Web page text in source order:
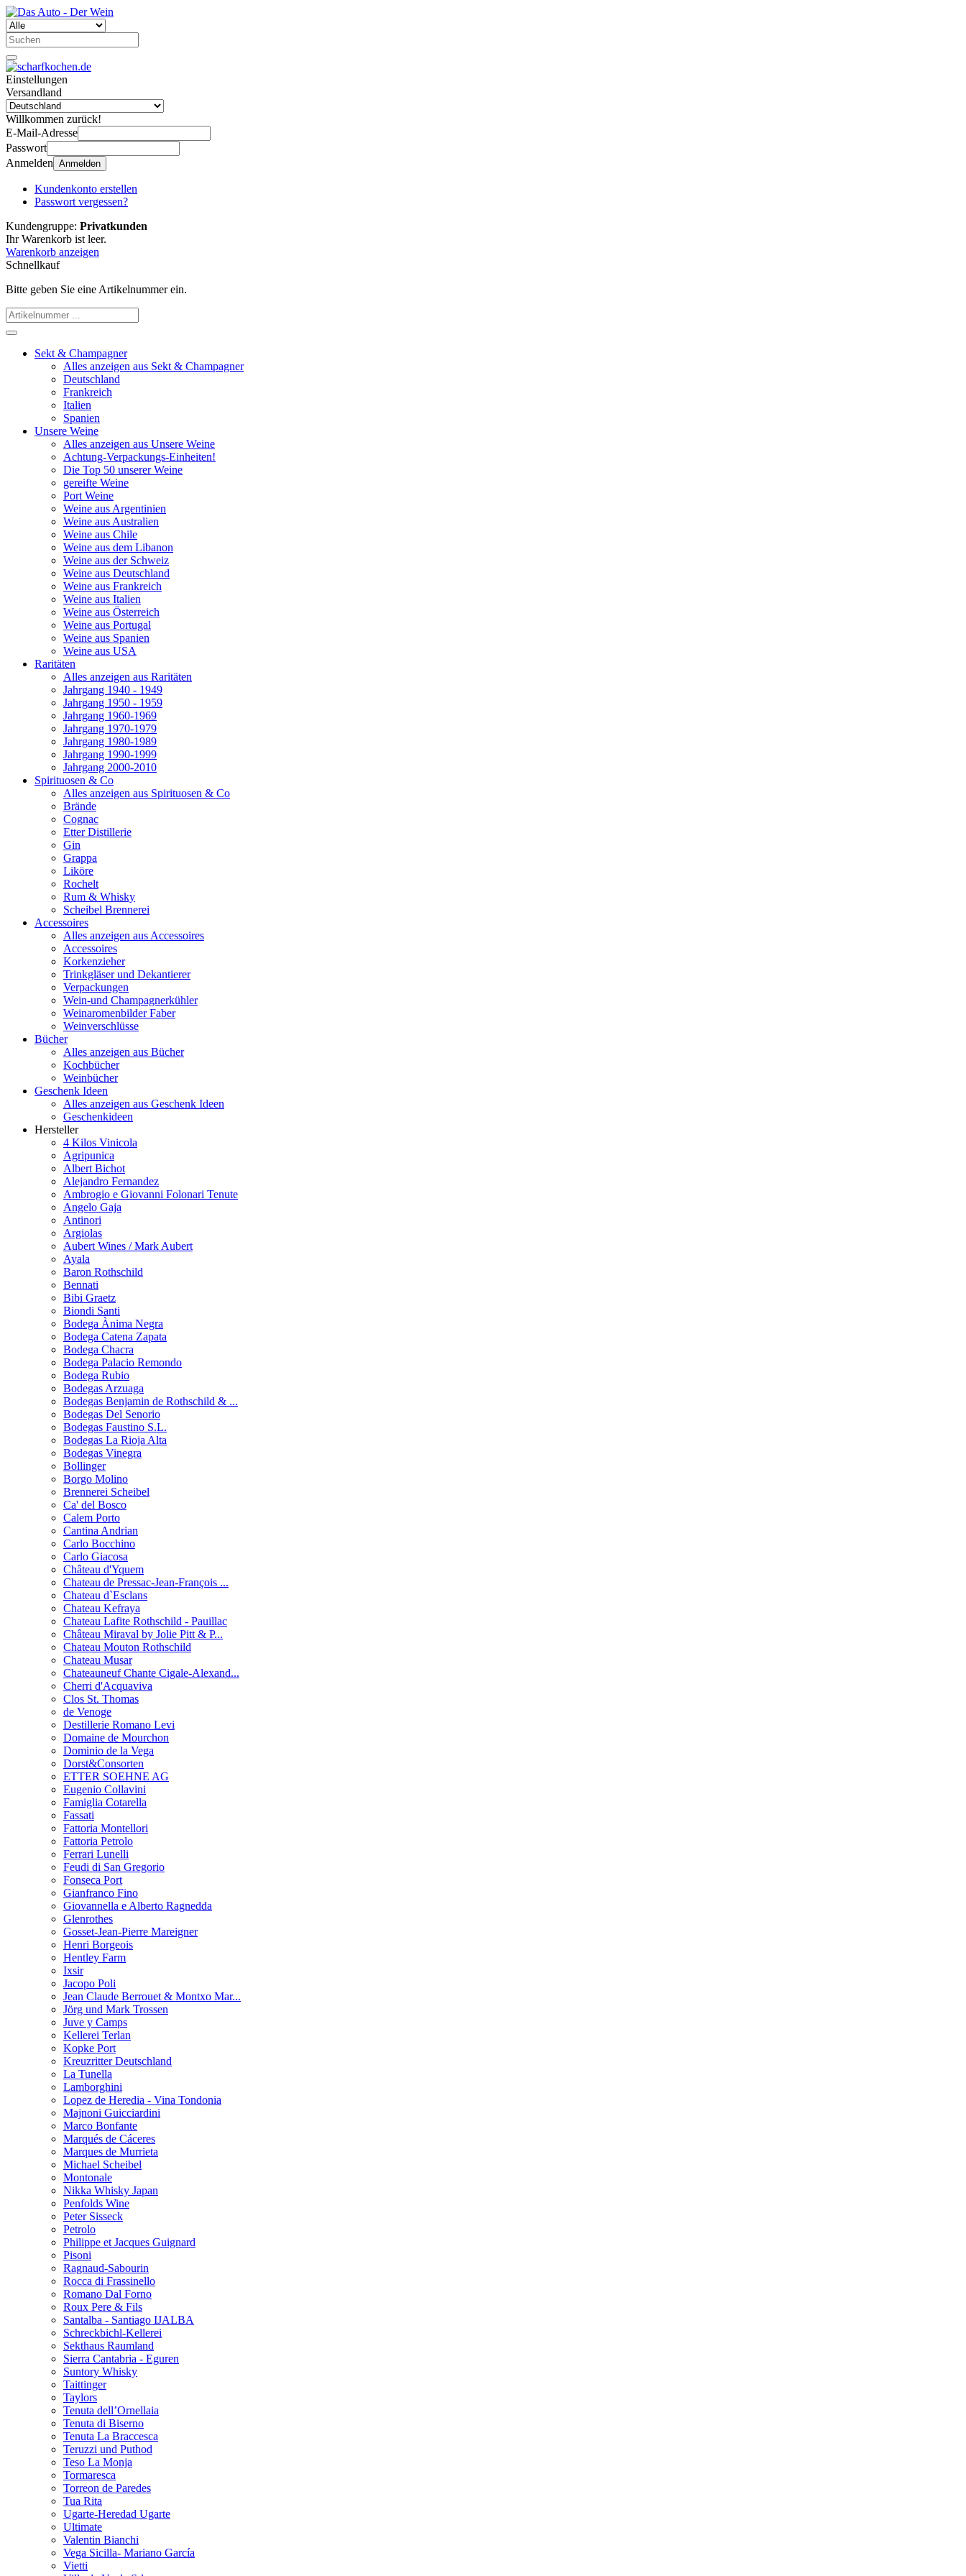
Einstellungen
Versandland
Willkommen zurück!
E-Mail-Adresse
Passwort
Anmelden Anmelden
Kundenkonto erstellen
Passwort vergessen?
Kundengruppe: Privatkunden
Ihr Warenkorb ist leer.
Warenkorb anzeigen
Schnellkauf
Bitte geben Sie eine Artikelnummer ein.
Sekt & Champagner
Alles anzeigen aus Sekt & Champagner
Deutschland
Frankreich
Italien
Spanien
Unsere Weine
Alles anzeigen aus Unsere Weine
Achtung-Verpackungs-Einheiten!
Die Top 50 unserer Weine
gereifte Weine
Port Weine
Weine aus Argentinien
Weine aus Australien
Weine aus Chile
Weine aus dem Libanon
Weine aus der Schweiz
Weine aus Deutschland
Weine aus Frankreich
Weine aus Italien
Weine aus Österreich
Weine aus Portugal
Weine aus Spanien
Weine aus USA
Raritäten
Alles anzeigen aus Raritäten
Jahrgang 1940 - 1949
Jahrgang 1950 - 1959
Jahrgang 1960-1969
Jahrgang 1970-1979
Jahrgang 1980-1989
Jahrgang 1990-1999
Jahrgang 2000-2010
Spirituosen & Co
Alles anzeigen aus Spirituosen & Co
Brände
Cognac
Etter Distillerie
Gin
Grappa
Liköre
Rochelt
Rum & Whisky
Scheibel Brennerei
Accessoires
Alles anzeigen aus Accessoires
Accessoires
Korkenzieher
Trinkgläser und Dekantierer
Verpackungen
Wein-und Champagnerkühler
Weinaromenbilder Faber
Weinverschlüsse
Bücher
Alles anzeigen aus Bücher
Kochbücher
Weinbücher
Geschenk Ideen
Alles anzeigen aus Geschenk Ideen
Geschenkideen
Hersteller
4 Kilos Vinicola
Agripunica
Albert Bichot
Alejandro Fernandez
Ambrogio e Giovanni Folonari Tenute
Angelo Gaja
Antinori
Argiolas
Aubert Wines / Mark Aubert
Ayala
Baron Rothschild
Bennati
Bibi Graetz
Biondi Santi
Bodega Ànima Negra
Bodega Catena Zapata
Bodega Chacra
Bodega Palacio Remondo
Bodega Rubio
Bodegas Arzuaga
Bodegas Benjamin de Rothschild & ...
Bodegas Del Senorio
Bodegas Faustino S.L.
Bodegas La Rioja Alta
Bodegas Vinegra
Bollinger
Borgo Molino
Brennerei Scheibel
Ca' del Bosco
Calem Porto
Cantina Andrian
Carlo Bocchino
Carlo Giacosa
Château d'Yquem
Chateau de Pressac-Jean-François ...
Chateau d`Esclans
Chateau Kefraya
Chateau Lafite Rothschild - Pauillac
Château Miraval by Jolie Pitt & P...
Chateau Mouton Rothschild
Chateau Musar
Chateauneuf Chante Cigale-Alexand...
Cherri d'Acquaviva
Clos St. Thomas
de Venoge
Destillerie Romano Levi
Domaine de Mourchon
Dominio de la Vega
Dorst&Consorten
ETTER SOEHNE AG
Eugenio Collavini
Famiglia Cotarella
Fassati
Fattoria Montellori
Fattoria Petrolo
Ferrari Lunelli
Feudi di San Gregorio
Fonseca Port
Gianfranco Fino
Giovannella e Alberto Ragnedda
Glenrothes
Gosset-Jean-Pierre Mareigner
Henri Borgeois
Hentley Farm
Ixsir
Jacopo Poli
Jean Claude Berrouet & Montxo Mar...
Jörg und Mark Trossen
Juve y Camps
Kellerei Terlan
Kopke Port
Kreuzritter Deutschland
La Tunella
Lamborghini
Lopez de Heredia - Vina Tondonia
Majnoni Guicciardini
Marco Bonfante
Marqués de Cáceres
Marques de Murrieta
Michael Scheibel
Montonale
Nikka Whisky Japan
Penfolds Wine
Peter Sisseck
Petrolo
Philippe et Jacques Guignard
Pisoni
Ragnaud-Sabourin
Rocca di Frassinello
Romano Dal Forno
Roux Pere & Fils
Santalba - Santiago IJALBA
Schreckbichl-Kellerei
Sekthaus Raumland
Sierra Cantabria - Eguren
Suntory Whisky
Taittinger
Taylors
Tenuta dell’Ornellaia
Tenuta di Biserno
Tenuta La Braccesca
Teruzzi und Puthod
Teso La Monja
Tormaresca
Torreon de Paredes
Tua Rita
Ugarte-Heredad Ugarte
Ultimate
Valentin Bianchi
Vega Sicilla- Mariano García
Vietti